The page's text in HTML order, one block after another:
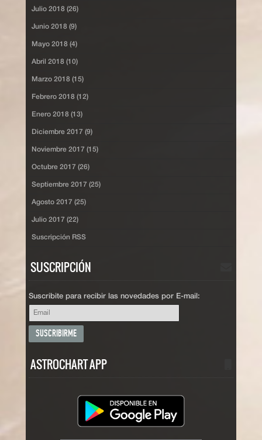
Julio 2018 (26)
Junio 2018 (9)
Mayo 2018 (4)
Abril 2018 (10)
Marzo 2018 (15)
Febrero 2018 (12)
Enero 2018 (13)
Diciembre 2017 (9)
Noviembre 2017 (15)
Octubre 2017 (26)
Septiembre 2017 (25)
Agosto 2017 (25)
Julio 2017 (22)
Suscripción RSS
SUSCRIPCIÓN
Suscribite para recibir las novedades por E-mail:
ASTROCHART APP